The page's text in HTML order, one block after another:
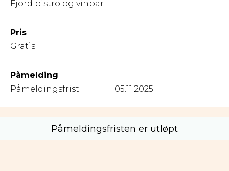
Fjord bistro og vinbar
Pris
Gratis
Påmelding
Påmeldingsfrist:
05.11.2025
Påmeldingsfristen er utløpt